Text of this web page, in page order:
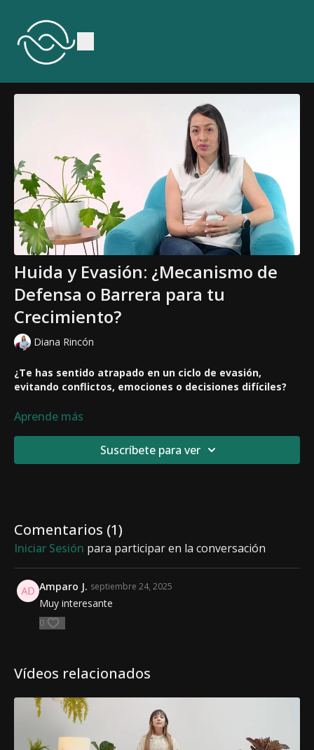
Huida y Evasión: ¿Mecanismo de
Defensa o Barrera para tu
Crecimiento?
Diana Rincón
¿Te has sentido atrapado en un ciclo de evasión,
evitando conflictos, emociones o decisiones difíciles?
La huida y la evasión pueden parecer soluciones
Descubre herramientas prácticas para dejar de escapar y
una vida más plena y consciente.
¡Es hora de enfrentar, sanar y avanzar! 🚀💡
Aprende más
Suscríbete para ver
Comentarios (1)
Iniciar Sesión para participar en la conversación
Amparo J. septiembre 24, 2025
Muy interesante
0
Vídeos relacionados